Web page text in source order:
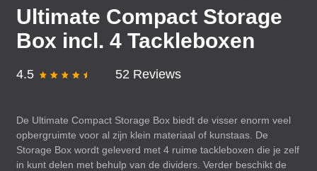
Ultimate Compact Storage
Box incl. 4 Tackleboxen
4.5 52 Reviews
De Ultimate Compact Storage Box biedt de visser enorm veel
opbergruimte voor al zijn klein materiaal of kunstaas. De
Storage Box wordt geleverd met 4 ruime tackleboxen die je zelf
in kunt delen met behulp van de dividers. Verder beschikt de